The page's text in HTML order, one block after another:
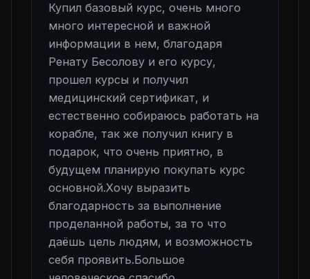
Купил базовый курс, очень много
много интересной и важной
информации в нем, благодаря
Ренату Бесолову и его курсу,
прошел курсы и получил
медицинский сертификат, и
естественно собираюсь работать на
корабле, так же получил книгу в
подарок, что очень приятно, в
будущем планирую покупать курс
основной.Хочу выразить
благодарность за выполнение
проделанной работы, за то что
даёшь цель людям, и возможность
себя проявить.Большое